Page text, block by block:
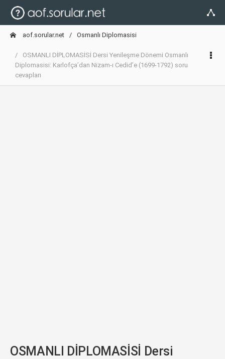
aof.sorular.net Osmanlı Diplomasisi
OSMANLI DİPLOMASİSİ Dersi Yenileşme Dönemi Osmanlı
Diplomasisi: Karlofça’dan Nizam-ı Cedid’e (1699-1792) soru
cevapları
OSMANLI DİPLOMASİSİ Dersi